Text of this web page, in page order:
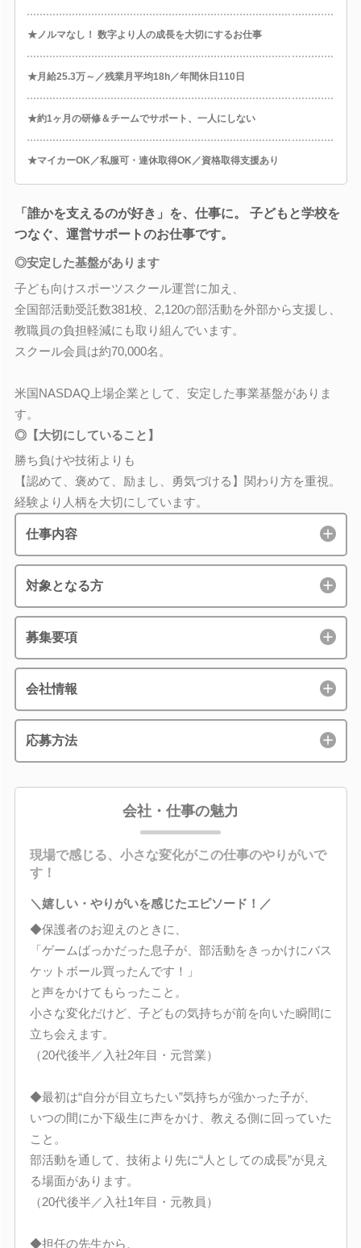
★ノルマなし！ 数字より人の成長を大切にするお仕事
★月給25.3万～／残業月平均18h／年間休日110日
★約1ヶ月の研修＆チームでサポート、一人にしない
★マイカーOK／私服可・連休取得OK／資格取得支援あり
「誰かを支えるのが好き」を、仕事に。 子どもと学校を
つなぐ、運営サポートのお仕事です。
◎安定した基盤があります
子ども向けスポーツスクール運営に加え、
全国部活動受託数381校、2,120の部活動を外部から支援し、
教職員の負担軽減にも取り組んでいます。
スクール会員は約70,000名。
米国NASDAQ上場企業として、安定した事業基盤がありま
す。
◎【大切にしていること】
勝ち負けや技術よりも
【認めて、褒めて、励まし、勇気づける】関わり方を重視。
経験より人柄を大切にしています。
仕事内容
対象となる方
募集要項
会社情報
応募方法
会社・仕事の魅力
現場で感じる、小さな変化がこの仕事のやりがいで
す！
＼嬉しい・やりがいを感じたエピソード！／
◆保護者のお迎えのときに、
「ゲームばっかだった息子が、部活動をきっかけにバス
ケットボール買ったんです！」
と声をかけてもらったこと。
小さな変化だけど、子どもの気持ちが前を向いた瞬間に
立ち会えます。
（20代後半／入社2年目・元営業）
◆最初は“自分が目立ちたい”気持ちが強かった子が、
いつの間にか下級生に声をかけ、教える側に回っていた
こと。
部活動を通して、技術より先に“人としての成長”が見え
る場面があります。
（20代後半／入社1年目・元教員）
◆担任の先生から、